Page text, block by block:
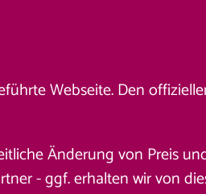
Webseite. Den
Änderung von Preis
- ggf. erhalten wir von